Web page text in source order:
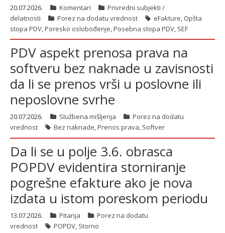
20.07.2026. Komentari
Privredni subjekti /
delatnosti
Porez na dodatu vrednost eFakture, Opšta
stopa PDV,Poresko oslobođenje,Posebna stopa PDV, SEF
PDV aspekt prenosa prava na
softveru bez naknade u zavisnosti
da li se prenos vrši u poslovne ili
neposlovne svrhe
20.07.2026. Službena mišljenja
Porez na dodatu
vrednost
Bez naknade,Prenos prava, Softver
Da li se u polje 3.6. obrasca
POPDV evidentira storniranje
pogrešne efakture ako je nova
izdata u istom poreskom periodu
13.07.2026. Pitanja
Porez na dodatu
vrednost
POPDV, Storno